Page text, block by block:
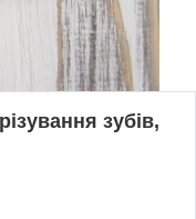
зубів,